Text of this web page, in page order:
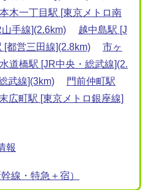
木一丁目駅 [東京メトロ南
手線](2.6km)
越中島駅 [J
[都営三田線](2.8km)
市ヶ
水道橋駅 [JR中央・総武線](2.
武線](3km)
門前仲町駅
末広町駅 [東京メトロ銀座線]
報
線・特急＋宿）